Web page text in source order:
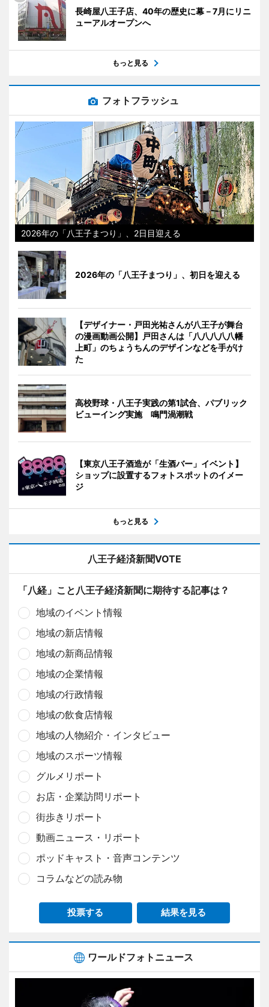
長崎屋八王子店、40年の歴史に幕－7月にリニ
ューアルオープンへ
もっと見る
フォトフラッシュ
2026年の「八王子まつり」、2日目迎える
2026年の「八王子まつり」、初日を迎える
【デザイナー・戸田光祐さんが八王子が舞台
の漫画動画公開】戸田さんは「八八八八八幡
上町」のちょうちんのデザインなどを手がけ
た
高校野球・八王子実践の第1試合、パブリック
ビューイング実施 鳴門渦潮戦
【東京八王子酒造が「生酒バー」イベント】
ショップに設置するフォトスポットのイメー
ジ
もっと見る
八王子経済新聞VOTE
「八経」こと八王子経済新聞に期待する記事は？
地域のイベント情報
地域の新店情報
地域の新商品情報
地域の企業情報
地域の行政情報
地域の飲食店情報
地域の人物紹介・インタビュー
地域のスポーツ情報
グルメリポート
お店・企業訪問リポート
街歩きリポート
動画ニュース・リポート
ポッドキャスト・音声コンテンツ
コラムなどの読み物
投票する 結果を見る
ワールドフォトニュース